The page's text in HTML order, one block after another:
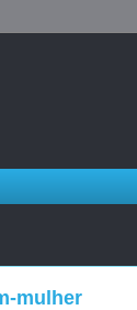
mulher